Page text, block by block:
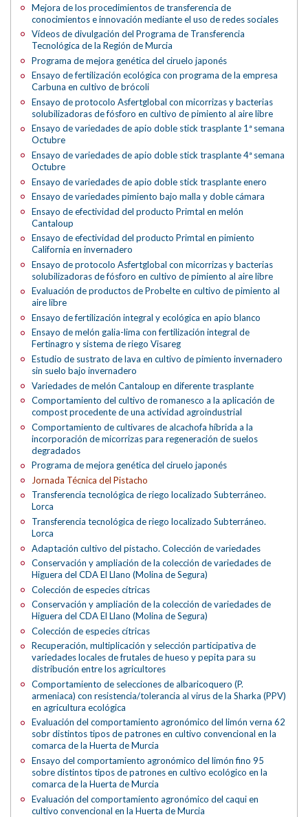
Mejora de los procedimientos de transferencia de
conocimientos e innovación mediante el uso de redes sociales
Vídeos de divulgación del Programa de Transferencia
Tecnológica de la Región de Murcia
Programa de mejora genética del ciruelo japonés
Ensayo de fertilización ecológica con programa de la empresa
Carbuna en cultivo de brócoli
Ensayo de protocolo Asfertglobal con micorrizas y bacterias
solubilizadoras de fósforo en cultivo de pimiento al aire libre
Ensayo de variedades de apio doble stick trasplante 1ª semana
Octubre
Ensayo de variedades de apio doble stick trasplante 4ª semana
Octubre
Ensayo de variedades de apio doble stick trasplante enero
Ensayo de variedades pimiento bajo malla y doble cámara
Ensayo de efectividad del producto Primtal en melón
Cantaloup
Ensayo de efectividad del producto Primtal en pimiento
California en invernadero
Ensayo de protocolo Asfertglobal con micorrizas y bacterias
solubilizadoras de fósforo en cultivo de pimiento al aire libre
Evaluación de productos de Probelte en cultivo de pimiento al
aire libre
Ensayo de fertilización integral y ecológica en apio blanco
Ensayo de melón galia-lima con fertilización integral de
Fertinagro y sistema de riego Visareg
Estudio de sustrato de lava en cultivo de pimiento invernadero
sin suelo bajo invernadero
Variedades de melón Cantaloup en diferente trasplante
Comportamiento del cultivo de romanesco a la aplicación de
compost procedente de una actividad agroindustrial
Comportamiento de cultivares de alcachofa híbrida a la
incorporación de micorrizas para regeneración de suelos
degradados
Programa de mejora genética del ciruelo japonés
Jornada Técnica del Pistacho
Transferencia tecnológica de riego localizado Subterráneo.
Lorca
Transferencia tecnológica de riego localizado Subterráneo.
Lorca
Adaptación cultivo del pistacho. Colección de variedades
Conservación y ampliación de la colección de variedades de
Higuera del CDA El Llano (Molina de Segura)
Colección de especies cítricas
Conservación y ampliación de la colección de variedades de
Higuera del CDA El Llano (Molina de Segura)
Colección de especies cítricas
Recuperación, multiplicación y selección participativa de
variedades locales de frutales de hueso y pepita para su
distribución entre los agricultores
Comportamiento de selecciones de albaricoquero (P.
armeniaca) con resistencia/tolerancia al virus de la Sharka (PPV)
en agricultura ecológica
Evaluación del comportamiento agronómico del limón verna 62
sobr distintos tipos de patrones en cultivo convencional en la
comarca de la Huerta de Murcia
Ensayo del comportamiento agronómico del limón fino 95
sobre distintos tipos de patrones en cultivo ecológico en la
comarca de la Huerta de Murcia
Evaluación del comportamiento agronómico del caqui en
cultivo convencional en la Huerta de Murcia